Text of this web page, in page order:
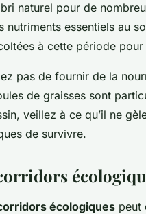
naturel pour de
nutriments essentiels au
à cette période pour
pas de fournir de la
de graisses sont
veillez à ce qu’il ne
de survivre.
écologiques peut